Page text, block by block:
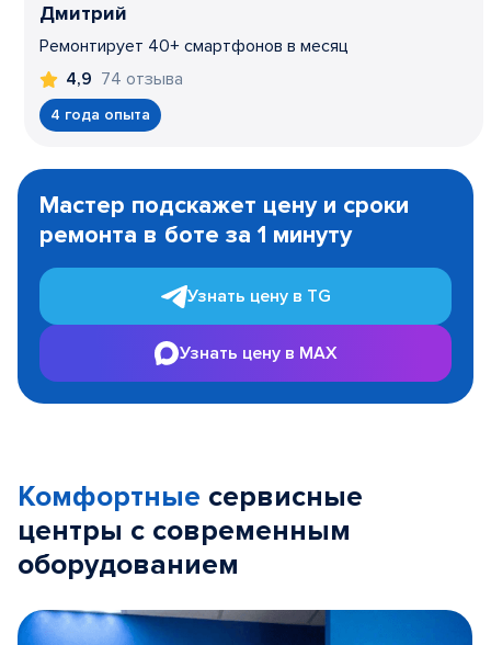
Дмитрий
Ремонтирует 40+ смартфонов в месяц
4,9 74 отзыва
4 года опыта
1
Мастер подскажет цену и сроки
ремонта в боте за 1 минуту
Узнать цену в TG
Узнать цену в MAX
Комфортные сервисные
центры с современным
оборудованием